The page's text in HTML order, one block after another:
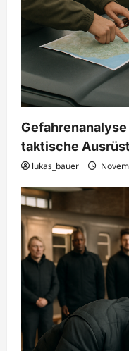
taktische
lukas_bauer